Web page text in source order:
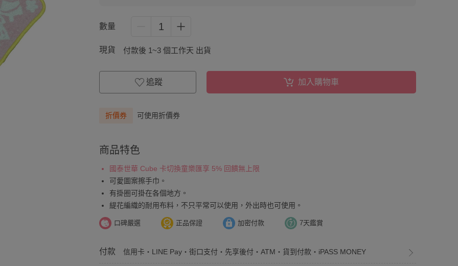
數量 1
現貨 付款後 1~3 個工作天 出貨
追蹤 加入購物車
折價券 可使用折價券
商品特色
國泰世華 Cube 卡切換童樂匯享 5% 回饋無上限
可愛圖案擦手巾。
有掛圈可掛在各個地方。
緹花編織的耐用布料，不只平常可以使用，外出時也可使用。
口碑嚴選 正品保證 加密付款 7天鑑賞
付款 信用卡・LINE Pay・街口支付・先享後付・ATM・貨到付款・iPASS MONEY